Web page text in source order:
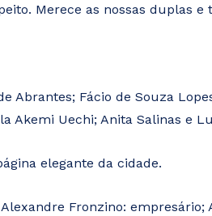
Merece as nossas duplas e
Abrantes; Fácio de Souza
Akemi Uechi; Anita Salinas e
elegante da cidade.
Fronzino: empresário;